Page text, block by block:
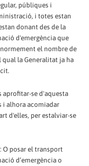
públiques i
i totes estan
donant des de la
d'emergència que
el nombre de
la Generalitat ja ha
aprofitar-se d'aquesta
i alhora acomiadar
d'elles, per estalviar-se
O posar el transport
d’emergència o